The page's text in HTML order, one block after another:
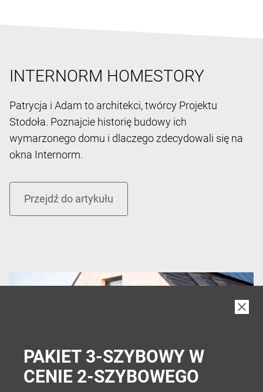
INTERNORM HOMESTORY
Patrycja i Adam to architekci, twórcy Projektu
Stodoła. Poznajcie historię budowy ich
wymarzonego domu i dlaczego zdecydowali się na
okna Internorm.
PAKIET 3-SZYBOWY W
CENIE 2-SZYBOWEGO